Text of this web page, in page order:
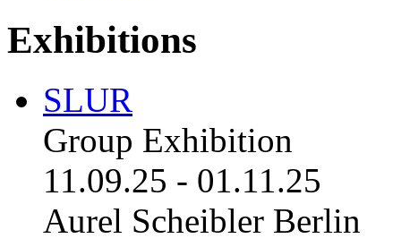
Exhibitions
SLUR
Group Exhibition
11.09.25 - 01.11.25
Aurel Scheibler Berlin